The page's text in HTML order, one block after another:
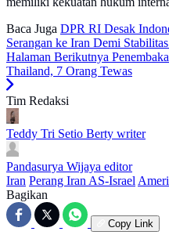
Baca Juga DPR RI Desak
Serangan ke Iran Demi
Halaman Berikutnya
Thailand, 7 Orang Tewas
Tim Redaksi
Teddy Tri Setio Berty writer
Pandasurya Wijaya editor
Iran Perang Iran AS-Israel
Bagikan
Copy Link